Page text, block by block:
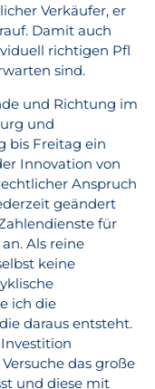
Verkäufer, er
Damit auch
richtigen Pfl
sind.
und Richtung im
und
bis Freitag ein
Innovation von
Anspruch
geändert
für
Als reine
keine
ich die
daraus entsteht.
das große
und diese mit